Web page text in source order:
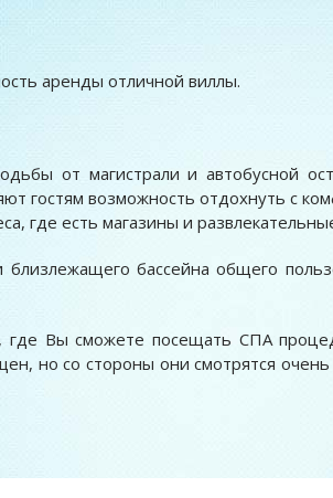
аренды отличной виллы.
от магистрали и автобусной
гостям возможность отдохнуть с
где есть магазины и
бассейна общего
где Вы сможете посещать СПА
но со стороны они смотрятся